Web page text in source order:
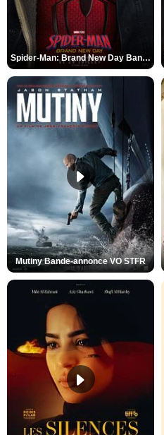
Spider-Man: Brand New Day Bande-annonce VO STFR
Mutiny Bande-annonce VO STFR